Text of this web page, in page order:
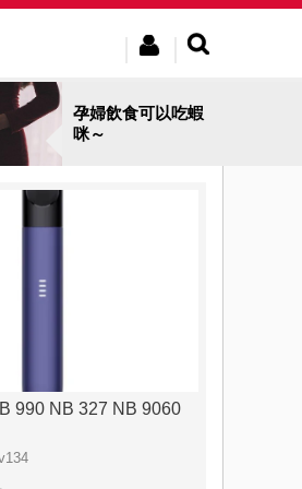
孕婦飲食可以吃蝦
咪～
990 NB 327 NB 9060